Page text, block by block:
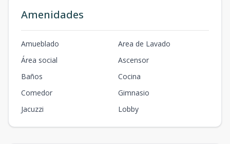
Amenidades
Amueblado
Area de Lavado
Área social
Ascensor
Baños
Cocina
Comedor
Gimnasio
Jacuzzi
Lobby